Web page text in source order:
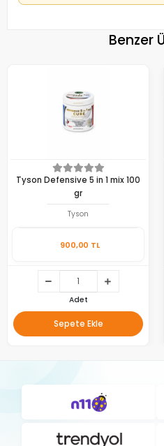
Benzer
Tyson Defensive 5 in 1 mix 100
gr
Tyson
900,00 TL
Adet
Sepete Ekle